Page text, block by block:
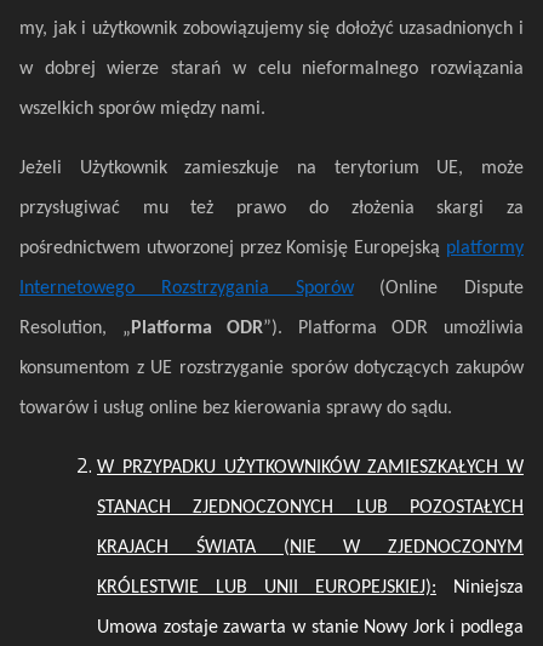
my, jak i użytkownik zobowiązujemy się dołożyć uzasadnionych i
w dobrej wierze starań w celu nieformalnego rozwiązania
wszelkich sporów między nami.
Jeżeli Użytkownik zamieszkuje na terytorium UE, może
przysługiwać mu też prawo do złożenia skargi za
pośrednictwem utworzonej przez Komisję Europejską platformy
Internetowego Rozstrzygania Sporów(Online Dispute
Resolution, „ Platforma ODR”). Platforma ODR umożliwia
konsumentom z UE rozstrzyganie sporów dotyczących zakupów
towarów i usług online bez kierowania sprawy do sądu.
W PRZYPADKU UŻYTKOWNIKÓW ZAMIESZKAŁYCH W
STANACH ZJEDNOCZONYCH LUB POZOSTAŁYCH
KRAJACH ŚWIATA (NIE W ZJEDNOCZONYM
KRÓLESTWIE LUB UNII EUROPEJSKIEJ): Niniejsza
Umowa zostaje zawarta w stanie Nowy Jorki podlega